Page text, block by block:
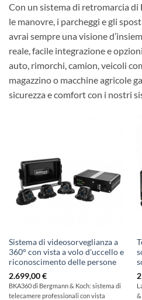
Con un sistema di retromarcia
le manovre, i parcheggi e gli
avrai sempre una visione
reale, facile integrazione e
auto, rimorchi, camion, veicoli
magazzino o macchine agricole
sicurezza e comfort con i nostri
Sistema di videosorveglianza a
360° con vista a volo d'uccello e
riconoscimento delle persone
2.699,00€
BKA360 di Bergmann & Koch: sistema di
telecamere professionali con vista
&